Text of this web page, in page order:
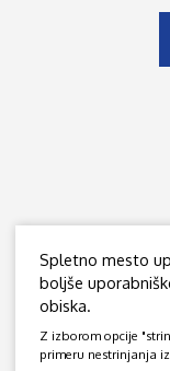
© 2020 - 2026
Spletno mesto
boljše
obiska.
Z izborom opcije
primeru nestrinjanja